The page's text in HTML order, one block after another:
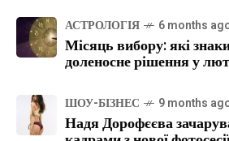
АСТРОЛОГІЯ 6 months
Місяць вибору: які
доленосне рішення у
ШОУ-БІЗНЕС 9 months
Надя Дорофєєва